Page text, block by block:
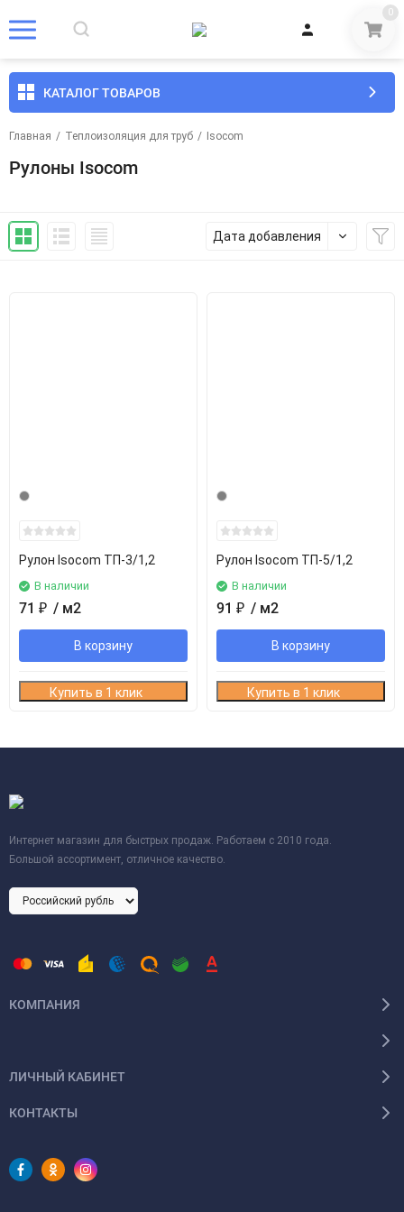
0
КАТАЛОГ ТОВАРОВ
Главная / Теплоизоляция для труб / Isocom
Рулоны Isocom
Дата добавления
Рулон Isocom ТП-3/1,2
В наличии
71 ₽ / м2
В корзину
Купить в 1 клик
Рулон Isocom ТП-5/1,2
В наличии
91 ₽ / м2
В корзину
Купить в 1 клик
Интернет магазин для быстрых продаж. Работаем с 2010 года.
Большой ассортимент, отличное качество.
КОМПАНИЯ
ЛИЧНЫЙ КАБИНЕТ
КОНТАКТЫ